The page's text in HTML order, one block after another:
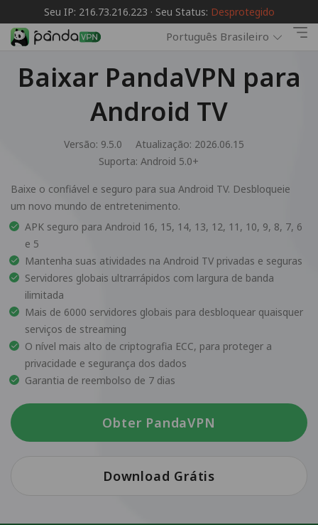
Seu IP: 216.73.216.223 · Seu Status: Desprotegido
Português Brasileiro
Baixar PandaVPN para
Android TV
Versão: 9.5.0
Atualização: 2026.06.15
Suporta: Android 5.0+
Baixe o confiável e seguro para sua Android TV. Desbloqueie
um novo mundo de entretenimento.
APK seguro para Android 16, 15, 14, 13, 12, 11, 10, 9, 8, 7, 6
e 5
Mantenha suas atividades na Android TV privadas e seguras
Servidores globais ultrarrápidos com largura de banda
ilimitada
Mais de 6000 servidores globais para desbloquear quaisquer
serviços de streaming
O nível mais alto de criptografia ECC, para proteger a
privacidade e segurança dos dados
Garantia de reembolso de 7 dias
Obter PandaVPN
Download Grátis